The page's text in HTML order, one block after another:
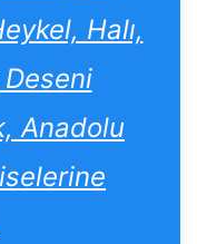
Halı,
Anadolu